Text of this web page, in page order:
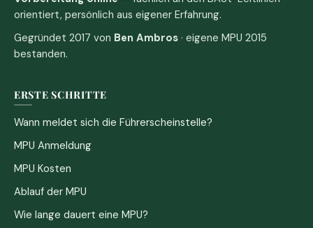
orientiert, persönlich aus eigener Erfahrung.
Gegründet 2017 von Ben Ambros · eigene MPU 2015
bestanden.
ERSTE SCHRITTE
Wann meldet sich die Führerscheinstelle?
MPU Anmeldung
MPU Kosten
Ablauf der MPU
Wie lange dauert eine MPU?